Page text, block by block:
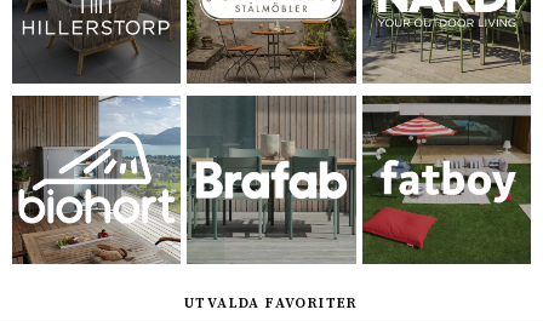
UTVALDA FAVORITER